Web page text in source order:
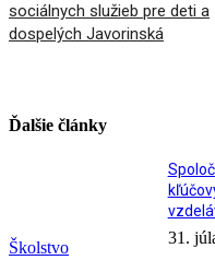
sociálnych služieb pre deti a
dospelých Javorinská
Ďalšie články
Školstvo
31.